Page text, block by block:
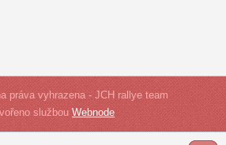
práva vyhrazena - JCH rallye team
službou Webnode